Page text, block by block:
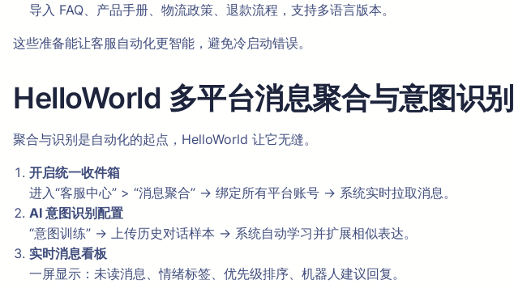
导入 FAQ、产品手册、物流政策、退款流程，支持多语言版本。
这些准备能让客服自动化更智能，避免冷启动错误。
HelloWorld 多平台消息聚合与意图识
聚合与识别是自动化的起点，HelloWorld 让它无缝。
开启统一收件箱
进入“客服中心” > “消息聚合” → 绑定所有平台账号 → 系统实时拉取消息。
AI 意图识别配置
“意图训练” → 上传历史对话样本 → 系统自动学习并扩展相似表达。
实时消息看板
一屏显示：未读消息、情绪标签、优先级排序、机器人建议回复。